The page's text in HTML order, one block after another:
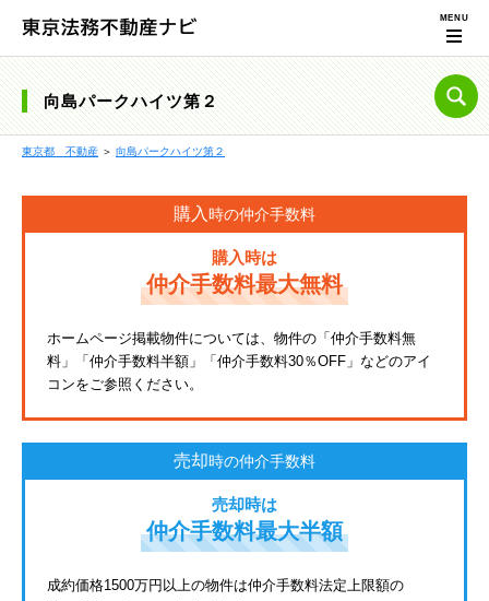
向島パークハイツ第２
東京都 不動産 ＞ 向島パークハイツ第２
購入時の仲介手数料
購入時は
仲介手数料最大無料
ホームページ掲載物件については、物件の「仲介手数料無
料」「仲介手数料半額」「仲介手数料30％OFF」などのアイ
コンをご参照ください。
売却時の仲介手数料
売却時は
仲介手数料最大半額
成約価格1500万円以上の物件は仲介手数料法定上限額の